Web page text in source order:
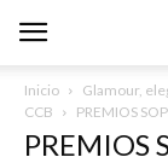
Inicio
Glamour,
CCB
PREMIOS
PREMIOS